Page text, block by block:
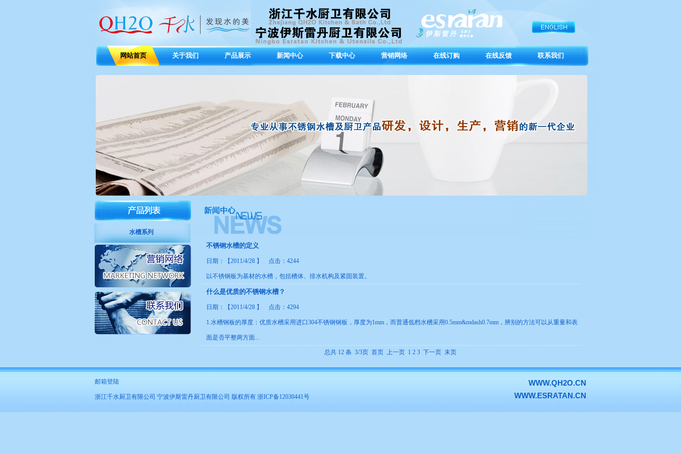
网站首页 关于我们 产品展示 新闻中心 下载中心 营销网络 在线订购 在线反馈 联系我们
水槽系列
不锈钢水槽的定义
日期：【2011/4/28 】 点击：4244
以不锈钢板为基材的水槽，包括槽体、排水机构及紧固装置。
什么是优质的不锈钢水槽？
日期：【2011/4/28 】 点击：4294
1.水槽钢板的厚度：优质水槽采用进口304不锈钢钢板，厚度为1mm，而普通低档水槽采用0.5mm&mdash0.7mm，辨别的方法可以从重量和表
面是否平整两方面...
总共 12 条 3/3页 首页 上一页 1 2 3下一页 末页
邮箱登陆
浙江千水厨卫有限公司 宁波伊斯雷丹厨卫有限公司 版权所有 浙ICP备12030441号
WWW.QH2O.CN
WWW.ESRATAN.CN